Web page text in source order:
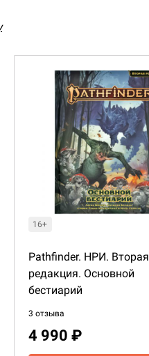
16+
Pathfinder. НРИ. Вторая
редакция. Основной
бестиарий
3 отзыва
4 990 ₽